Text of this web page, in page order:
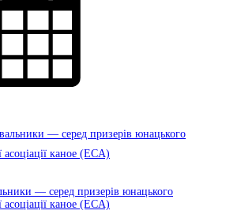
— серед призерів юнацького
каное (ECA)